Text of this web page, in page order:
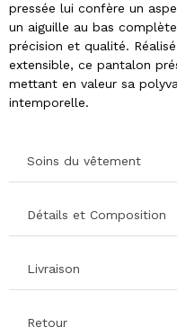
pressée lui confère un
un aiguille au bas
précision et qualité.
extensible, ce pantalon
mettant en valeur sa
intemporelle.
Soins du vêtement
Détails et Composition
Livraison
Retour